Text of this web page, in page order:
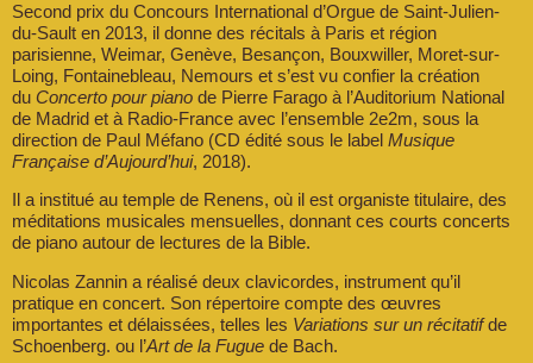
Second prix du Concours International d’Orgue de Saint-Julien-
du-Sault en 2013, il donne des récitals à Paris et région
parisienne, Weimar, Genève, Besançon, Bouxwiller, Moret-sur-
Loing, Fontainebleau, Nemours et s’est vu confier la création
du Concerto pour piano de Pierre Farago à l’Auditorium National
de Madrid et à Radio-France avec l’ensemble 2e2m, sous la
direction de Paul Méfano (CD édité sous le label Musique
Française d’Aujourd’hui, 2018).
Il a institué au temple de Renens, où il est organiste titulaire, des
méditations musicales mensuelles, donnant ces courts concerts
de piano autour de lectures de la Bible.
Nicolas Zannin a réalisé deux clavicordes, instrument qu’il
pratique en concert. Son répertoire compte des œuvres
importantes et délaissées, telles les Variations sur un récitatifde
Schoenberg. ou l’Art de la Fugue de Bach.